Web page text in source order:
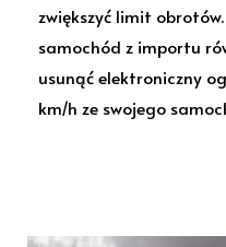
zwiększyć limit
samochód z importu
usunąć elektroniczny
km/h ze swojego